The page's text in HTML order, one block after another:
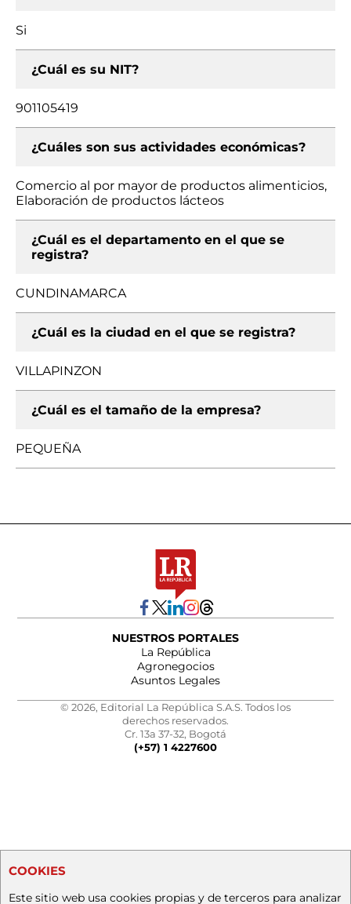
Si
¿Cuál es su NIT?
901105419
¿Cuáles son sus actividades económicas?
Comercio al por mayor de productos alimenticios,
Elaboración de productos lácteos
¿Cuál es el departamento en el que se
registra?
CUNDINAMARCA
¿Cuál es la ciudad en el que se registra?
VILLAPINZON
¿Cuál es el tamaño de la empresa?
PEQUEÑA
NUESTROS PORTALES
La República
Agronegocios
Asuntos Legales
© 2026, Editorial La República S.A.S. Todos los
derechos reservados.
Cr. 13a 37-32, Bogotá
(+57) 1 4227600
COOKIES
Este sitio web usa cookies propias y de terceros para analizar